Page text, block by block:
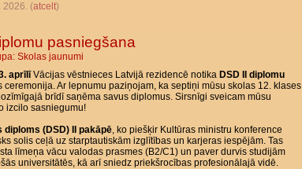
2026. (atcelt)
pasniegšana
Skolas jaunumi
aprīlīVācijas vēstnieces Latvijā rezidencē notika DSD II diplomu
ceremonija. Ar lepnumu paziņojam, ka septiņi mūsu skolas 12. klases
brīdī saņēma savus diplomus. Sirsnīgi sveicam mūsu
izcilo sasniegumu!
diploms (DSD) II pakāpē, ko piešķir Kultūras ministru konference
solis ceļā uz starptautiskām izglītības un karjeras iespējām. Tas
līmeņa vācu valodas prasmes (B2/C1) un paver durvis studijām
universitātēs, kā arī sniedz priekšrocības profesionālajā vidē.